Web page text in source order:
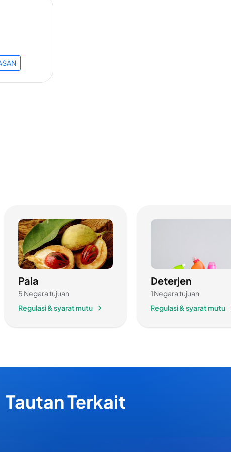
Pala
5 Negara tujuan
Regulasi & syarat mutu
Deterjen
1 Negara tujuan
Regulasi & syarat mutu
Tautan Terkait